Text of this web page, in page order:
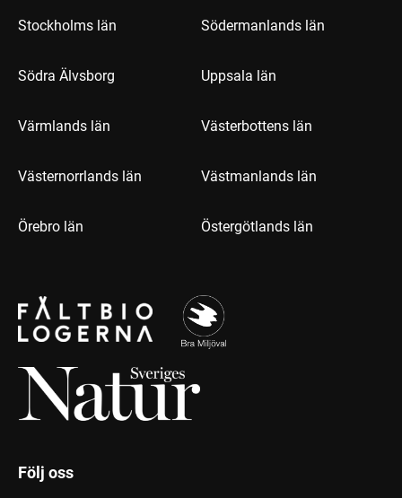
Stockholms län Södermanlands län
Södra Älvsborg Uppsala län
Värmlands län Västerbottens län
Västernorrlands län Västmanlands län
Örebro län Östergötlands län
Följ oss